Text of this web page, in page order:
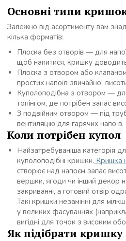
Основні типи
Залежно від асортименту вам
кілька форматів:
Плоска без отворів — для
щоб напитися, кришку
Плоска з отвором або
простих напоїв звичайної
Куполоподібна з отвором —
топінгом, де потрібен запас
З подвійним отвором — під
вентиляцію для гарячих напоїв.
Коли потрібен купол
Найзатребуваніша категорія
куполоподібні кришки. Кришка
створює над напоєм запас
вершки, ягоди чи інший декор
закриванні, а готовий отвір
Такі кришки незамінні для
у великих фасуваннях
вигідні для точок з високим
Як підібрати кришку